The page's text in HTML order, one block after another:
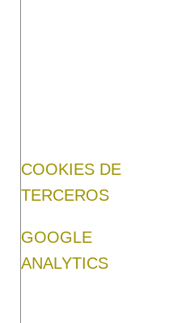
COOKIES DE
TERCEROS
GOOGLE
ANALYTICS